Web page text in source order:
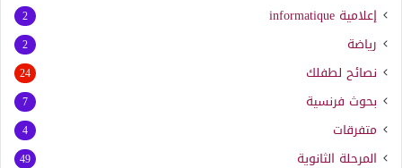
إعلامية informatique
2
رياضة 2
نصائح لطفلك 24
بحوث فرنسية 7
متفرقات 4
المرحلة الثانوية 49